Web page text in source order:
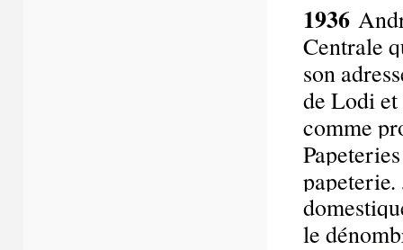
1936
Centrale
son
de Lodi et
comme
papeterie.
le